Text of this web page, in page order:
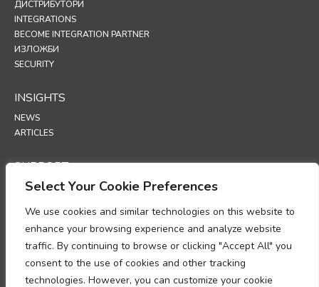
Select Your Cookie Preferences
We use cookies and similar technologies on this website to
enhance your browsing experience and analyze website
traffic. By continuing to browse or clicking "Accept All" you
consent to the use of cookies and other tracking
technologies. However, you can customize your cookie
ДИСТРИБУТОРИ
INTEGRATIONS
BECOME INTEGRATION PARTNER
ИЗЛОЖБИ
SECURITY
INSIGHTS
NEWS
ARTICLES
SUPPORT
TECHNICAL PORTAL
POLICIES
ПОЛИТИКА ЗА ПОВЕРИТЕЛНОСТ
ПОЛИТИКА ЗА ИЗПОЛЗВАНЕ НА „БИСКВИТКИ“ (COOKIES)
МЕМОРАНДУМ ОТНОСНО СПАЗВАНЕТО НА ИЗИСКВАНИЯТА ЗА
ОБРАБОТКА НА ЛИЧНИ ДАННИ